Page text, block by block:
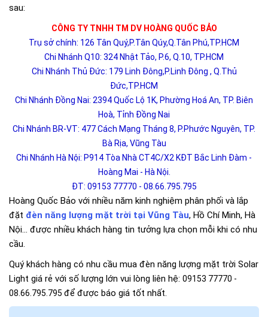
sau:
CÔNG TY TNHH TM DV HOÀNG QUỐC BẢO
Trụ sở chính: 126 Tân Quý,P.Tân Qúy,Q.Tân Phú,TP.HCM
Chi Nhánh Q10: 324 Nhật Tảo, P.6, Q.10, TP.HCM
Chi Nhánh Thủ Đức: 179 Linh Đông,P.Linh Đông , Q.Thủ
Đức,TP.HCM
Chi Nhánh Đồng Nai: 2394 Quốc Lộ 1K, Phường Hoá An, TP. Biên
Hoà, Tỉnh Đồng Nai
Chi Nhánh BR-VT: 477 Cách Mạng Tháng 8, P.Phước Nguyên, TP.
Bà Rịa, Vũng Tàu
Chi Nhánh Hà Nội: P914 Tòa Nhà CT4C/X2 KĐT Bắc Linh Đàm -
Hoàng Mai - Hà Nội.
ĐT: 09153 77770 - 08.66.795.795
Hoàng Quốc Bảo với nhiều năm kinh nghiệm phân phối và lắp
đặt đèn năng lượng mặt trời tại Vũng Tàu, Hồ Chí Minh, Hà
Nội… được nhiều khách hàng tin tưởng lựa chọn mỗi khi có nhu
cầu.
Quý khách hàng có nhu cầu mua đèn năng lượng mặt trời Solar
Light giá rẻ với số lượng lớn vui lòng liên hệ: 09153 77770 -
08.66.795.795 để được báo giá tốt nhất.